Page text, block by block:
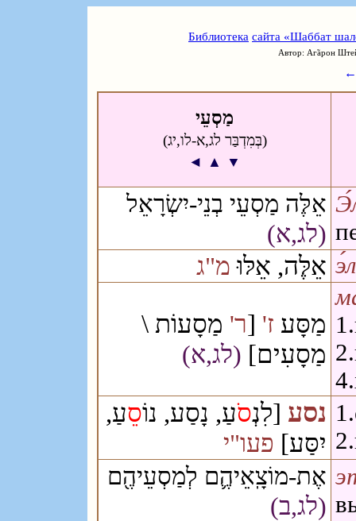
Библиотека сайта «Шаббат
Автор: Аг̃арон
←
מַסְעֵי
(בְּמִדְבַּר לג,א-לו,יג)
▼
▲
◄
אֵלֶּה מַסְעֵי בְנֵי-יִשְׂרָאֵל
(לג,א)
אֵלֶּה, אֵלּוּ מ"ג
מַסָּע ז' [ר' מַסָעוֹת \
מַסָעִים] (לג,א)
נסע [לִנְסֹעַ, נָסַע, נוֹסֵעַ,
יִסַּע] פעו"י
אֶת-מוֹצָֽאֵיהֶ֛ם לְמַסְעֵיהֶ֖ם
(לג,ב)